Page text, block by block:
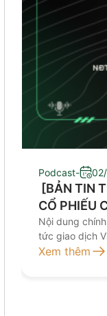
Podcast-
[BẢN TIN
CỔ PHIẾU
Nội dung
tức giao dịch
đầu tư Kính
Xem thêm